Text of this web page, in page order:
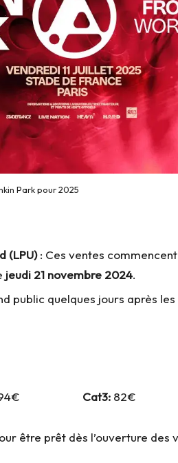
Park pour 2025
(LPU): Ces ventes
jeudi 21 novembre 2024.
public quelques jours après
Cat3: 82€
être prêt dès l’ouverture des